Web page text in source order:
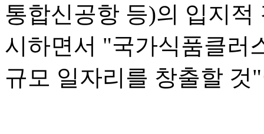
통합신공항 등)의 입지
시하면서 "국가식품클러
규모 일자리를 창출할 것